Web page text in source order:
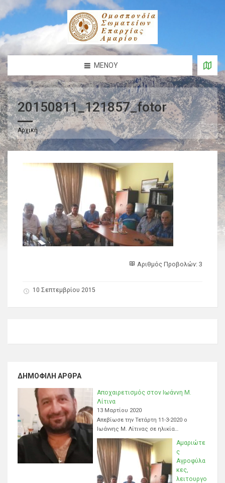
ΜΕΝΟΎ
20150811_121857_fotor
Αρχική
Αριθμός Προβολών: 3
10 Σεπτεμβρίου 2015
ΔΗΜΟΦΙΛΉ ΆΡΘΡΑ
Αποχαιρετισμός στον Ιωάννη Μ.
Λίτινα
13 Μαρτίου 2020
Απεβίωσε την Τετάρτη 11-3-2020 ο
Ιωάννης Μ. Λίτινας σε ηλικία…
Αμαριώτε
ς
Αγροφύλα
κες,
λειτουργο